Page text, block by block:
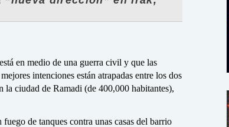
en medio de una guerra civil y que las
intenciones están atrapadas entre los dos
la ciudad de Ramadi (de 400,000 habitantes),
de tanques contra unas casas del barrio